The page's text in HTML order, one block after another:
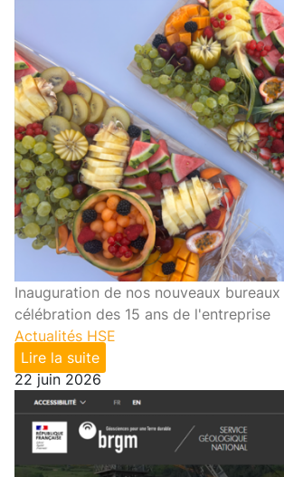
Inauguration de nos nouveaux
célébration des 15 ans de l'entreprise
Actualités HSE
Lire la suite
22 juin 2026